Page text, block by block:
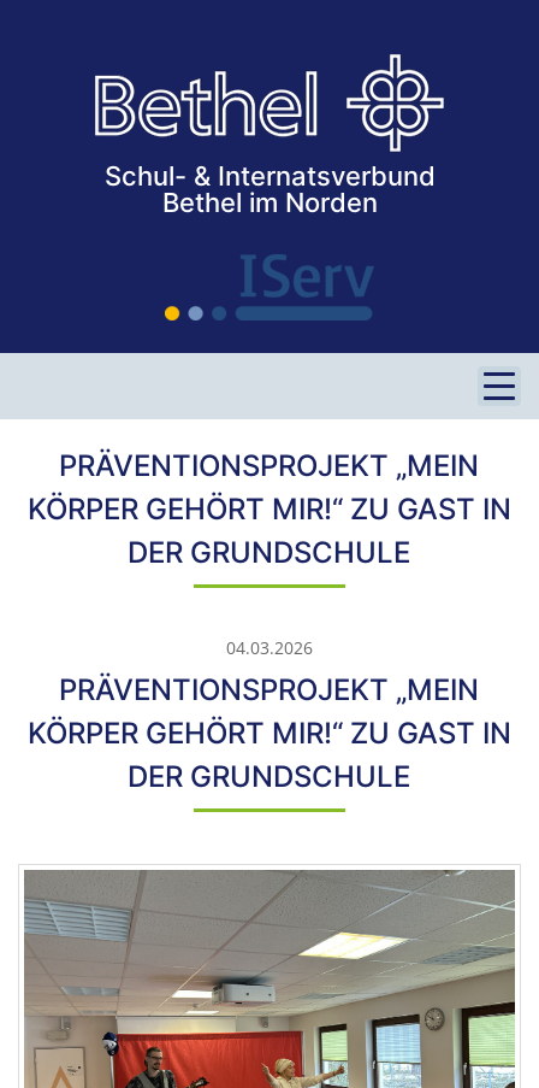
Schul- & Internatsverbund
Bethel im Norden
Verden / Achim
Ahlhorn
STELLENANGEBOTE
Impressum
PRÄVENTIONSPROJEKT „MEIN
KÖRPER GEHÖRT MIR!“ ZU GAST IN
DER GRUNDSCHULE
04.03.2026
PRÄVENTIONSPROJEKT „MEIN
KÖRPER GEHÖRT MIR!“ ZU GAST IN
DER GRUNDSCHULE